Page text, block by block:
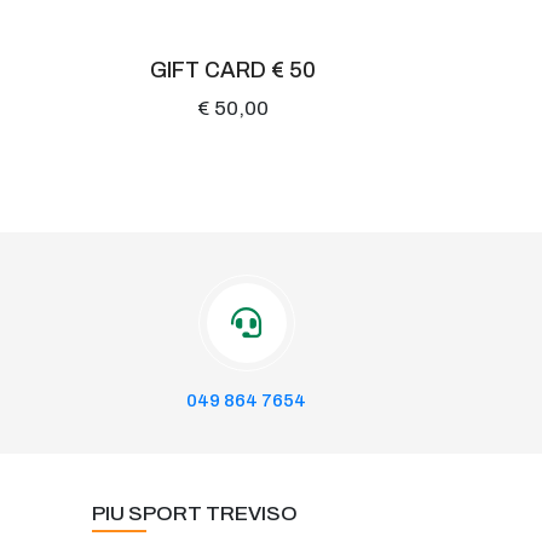
GIFT CARD € 50
€ 50,00
049 864 7654
PIU SPORT TREVISO